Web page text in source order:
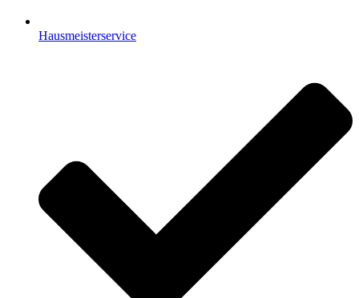
Hausmeisterservice